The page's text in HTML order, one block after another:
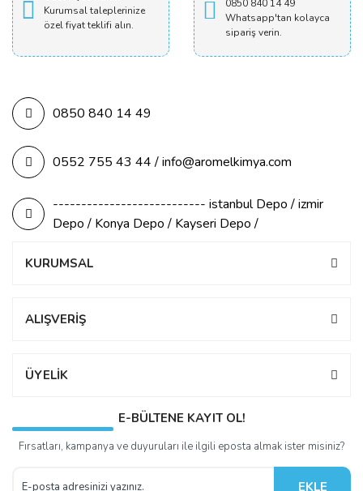
Kurumsal taleplerinize
özel fiyat teklifi alın.
0850 840 14 49
Whatsapp'tan kolayca
sipariş verin.
0850 840 14 49
0552 755 43 44 / info@aromelkimya.com
--------------------------- istanbul Depo / izmir
Depo / Konya Depo / Kayseri Depo /
KURUMSAL
ALIŞVERİŞ
ÜYELİK
E-BÜLTENE KAYIT OL!
Fırsatları, kampanya ve duyuruları ile ilgili eposta almak ister misiniz?
EKLE